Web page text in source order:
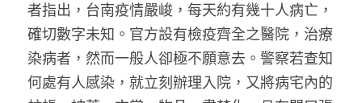
者指出，台南疫情嚴峻，每天約有幾十人病亡，
確切數字未知。官方設有檢疫齊全之醫院，治療
染病者，然而一般人卻極不願意去。警察若查知
何處有人感染，就立刻辦理入院，又將病宅內的